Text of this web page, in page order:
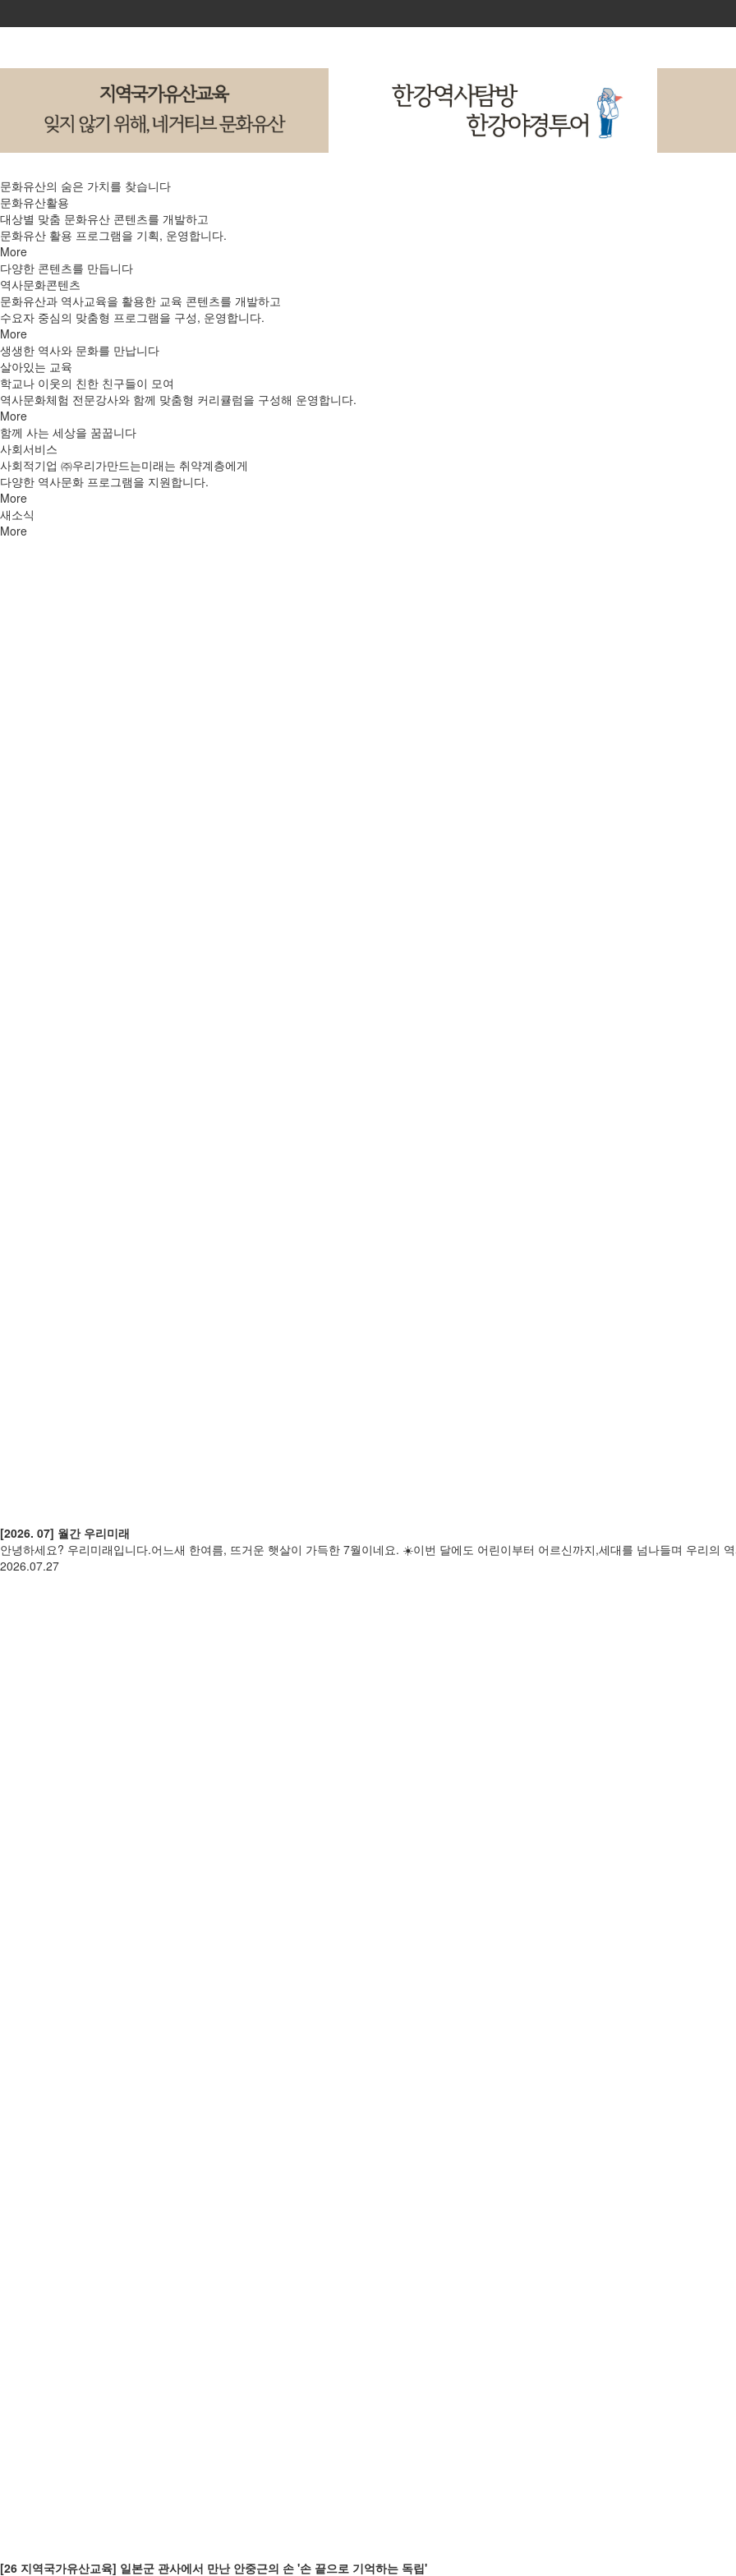
공지/소식
진행 프로그램
문화유산의 숨은 가치를 찾습니다
문화유산활용
대상별 맞춤 문화유산 콘텐츠를 개발하고
문화유산 활용 프로그램을 기획, 운영합니다.
More
다양한 콘텐츠를 만듭니다
역사문화콘텐츠
문화유산과 역사교육을 활용한 교육 콘텐츠를 개발하고
수요자 중심의 맞춤형 프로그램을 구성, 운영합니다.
More
생생한 역사와 문화를 만납니다
살아있는 교육
학교나 이웃의 친한 친구들이 모여
역사문화체험 전문강사와 함께 맞춤형 커리큘럼을 구성해 운영합니다.
More
함께 사는 세상을 꿈꿉니다
사회서비스
사회적기업 ㈜우리가만드는미래는 취약계층에게
다양한 역사문화 프로그램을 지원합니다.
More
새소식
More
[2026. 07] 월간 우리미래
안녕하세요? 우리미래입니다.어느새 한여름, 뜨거운 햇살이 가득한 7월이네요. ☀️이번 달에도 어린이부터 어르신까지,세대를 넘나들며 우리의
2026.07.27
[26 지역국가유산교육] 일본군 관사에서 만난 안중근의 손 '손 끝으로 기억하는 독립'